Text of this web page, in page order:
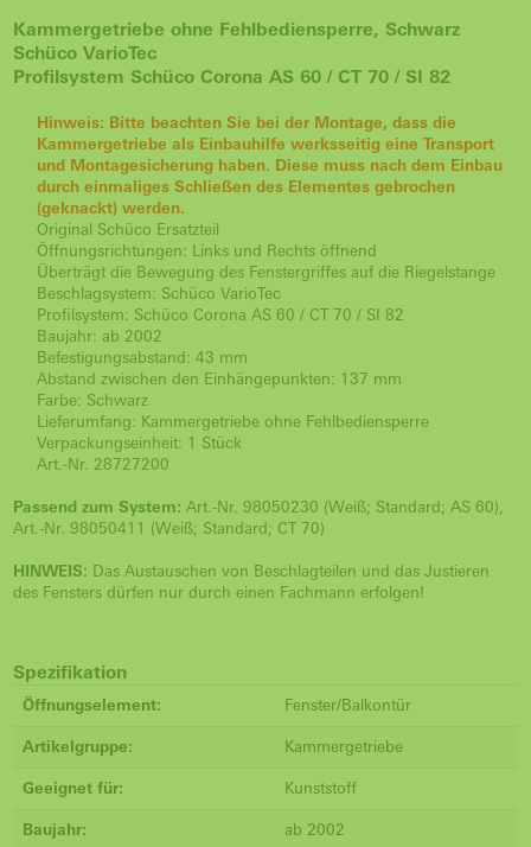
Kammergetriebe ohne Fehlbediensperre, Schwarz
Schüco VarioTec
Profilsystem Schüco Corona AS 60 / CT 70 / SI 82
Hinweis: Bitte beachten Sie bei der Montage, dass die
Kammergetriebe als Einbauhilfe werksseitig eine Transport
und Montagesicherung haben. Diese muss nach dem Einbau
durch einmaliges Schließen des Elementes gebrochen
(geknackt) werden.
Original Schüco Ersatzteil
Öffnungsrichtungen: Links und Rechts öffnend
Überträgt die Bewegung des Fenstergriffes auf die Riegelstange
Beschlagsystem: Schüco VarioTec
Profilsystem: Schüco Corona AS 60 / CT 70 / SI 82
Baujahr: ab 2002
Befestigungsabstand: 43 mm
Abstand zwischen den Einhängepunkten: 137 mm
Farbe: Schwarz
Lieferumfang: Kammergetriebe ohne Fehlbediensperre
Verpackungseinheit: 1 Stück
Art.-Nr. 28727200
Passend zum System: Art.-Nr. 98050230 (Weiß; Standard; AS 60),
Art.-Nr. 98050411 (Weiß; Standard; CT 70)
HINWEIS: Das Austauschen von Beschlagteilen und das Justieren
des Fensters dürfen nur durch einen Fachmann erfolgen!
Spezifikation
Öffnungselement: Fenster/Balkontür
Artikelgruppe: Kammergetriebe
Geeignet für: Kunststoff
Baujahr: ab 2002